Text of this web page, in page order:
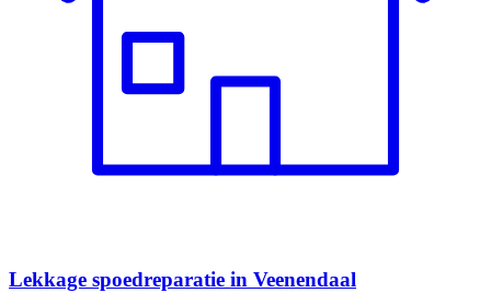
Lekkage spoedreparatie in Veenendaal